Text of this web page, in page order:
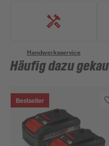
Handwerksservice
Häufig dazu
Bestseller